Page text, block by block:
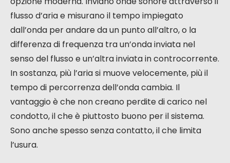
flusso d’aria e misurano il tempo impiegato
dall’onda per andare da un punto all’altro, o la
differenza di frequenza tra un’onda inviata nel
senso del flusso e un’altra inviata in controcorrente.
In sostanza, più l’aria si muove velocemente, più il
tempo di percorrenza dell’onda cambia. Il
vantaggio è che non creano perdite di carico nel
condotto, il che è piuttosto buono per il sistema.
Sono anche spesso senza contatto, il che limita
l’usura.